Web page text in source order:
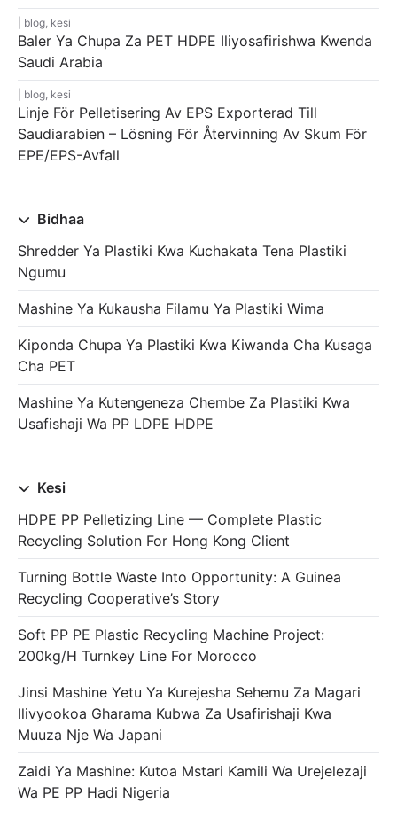
blog, kesi
Baler Ya Chupa Za PET HDPE Iliyosafirishwa Kwenda
Saudi Arabia
blog, kesi
Linje För Pelletisering Av EPS Exporterad Till
Saudiarabien – Lösning För Återvinning Av Skum För
EPE/EPS-Avfall
Bidhaa
Shredder Ya Plastiki Kwa Kuchakata Tena Plastiki
Ngumu
Mashine Ya Kukausha Filamu Ya Plastiki Wima
Kiponda Chupa Ya Plastiki Kwa Kiwanda Cha Kusaga
Cha PET
Mashine Ya Kutengeneza Chembe Za Plastiki Kwa
Usafishaji Wa PP LDPE HDPE
Kesi
HDPE PP Pelletizing Line — Complete Plastic
Recycling Solution For Hong Kong Client
Turning Bottle Waste Into Opportunity: A Guinea
Recycling Cooperative’s Story
Soft PP PE Plastic Recycling Machine Project:
200kg/h Turnkey Line For Morocco
Jinsi Mashine Yetu Ya Kurejesha Sehemu Za Magari
Ilivyookoa Gharama Kubwa Za Usafirishaji Kwa
Muuza Nje Wa Japani
Zaidi Ya Mashine: Kutoa Mstari Kamili Wa Urejelezaji
Wa PE PP Hadi Nigeria